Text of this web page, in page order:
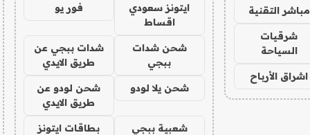
مباشر التقنية
شرقيات
السياحة
اشراق الأرباح
ايتونز سعودي
اقساط
فور يو
شحن شدات
ببجي
شدات ببجي عن
طريق الايدي
شحن يلا لودو
شحن لودو عن
طريق الايدي
شعبية ببجي بطاقات ايتونز